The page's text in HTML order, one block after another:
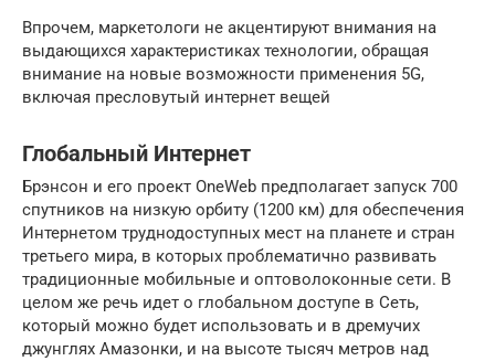
Впрочем, маркетологи не акцентируют внимания на
выдающихся характеристиках технологии, обращая
внимание на новые возможности применения 5G,
включая пресловутый интернет вещей
Глобальный Интернет
Брэнсон и его проект OneWeb предполагает запуск 700
спутников на низкую орбиту (1200 км) для обеспечения
Интернетом труднодоступных мест на планете и стран
третьего мира, в которых проблематично развивать
традиционные мобильные и оптоволоконные сети. В
целом же речь идет о глобальном доступе в Сеть,
который можно будет использовать и в дремучих
джунглях Амазонки, и на высоте тысяч метров над